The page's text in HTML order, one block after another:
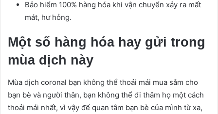
Bảo hiểm 100% hàng hóa khi vận chuyển xảy ra mất
mát, hư hỏng.
Một số hàng hóa hay gửi trong
mùa dịch này
Mùa dịch coronal bạn không thể thoải mái mua sắm cho
bạn bè và người thân, bạn không thể đi thăm họ một cách
thoải mái nhất, vì vậy để quan tâm bạn bè của mình từ xa,